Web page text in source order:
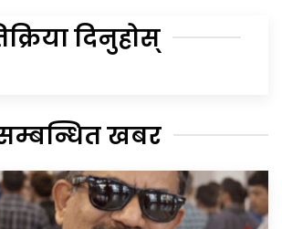
दिनुहोस्
खबर